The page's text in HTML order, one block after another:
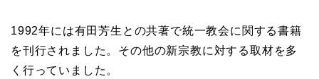
1992年には有田芳生との共著で統一教会に関する書籍
を刊行されました。その他の新宗教に対する取材を多
く行っていました。